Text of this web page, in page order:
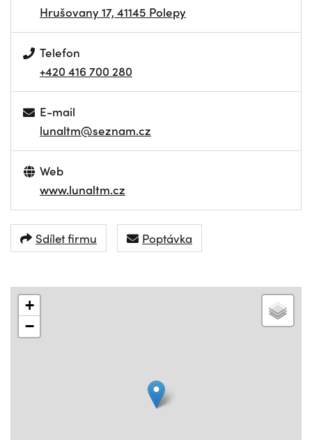
Hrušovany 17, 41145 Polepy
Telefon
+420 416 700 280
E-mail
lunaltm@seznam.cz
Web
www.lunaltm.cz
Sdílet firmu Poptávka
+
−